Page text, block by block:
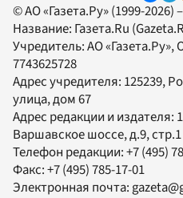
© АО «Газета.Ру» (1999-2026)
Название: Газета.Ru
Учредитель:АО «Газета.Ру»,
7743625728
Адрес учредителя: 125239,
улица, дом 67
Адрес редакции и издателя:
Варшавское шоссе, д.9, стр.1
Телефон редакции:+7 (495)
Факс:+7 (495) 785-17-01
Электронная почта: